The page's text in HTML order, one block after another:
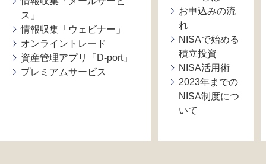
ス」
情報収集「ウェビナー」
オンライントレード
資産管理アプリ「D-port」
プレミアムサービス
お申込みの流
れ
NISAで始める
積立投資
NISA活用術
2023年までの
NISA制度につ
いて